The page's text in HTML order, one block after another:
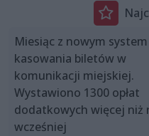
Miesiąc z nowym system
kasowania biletów w
komunikacji miejskiej.
Wystawiono 1300 opłat
dodatkowych więcej niż
wcześniej